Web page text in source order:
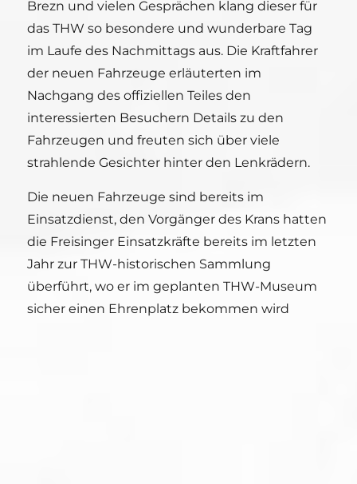
Brezn und vielen Gesprächen klang dieser für
das THW so besondere und wunderbare Tag
im Laufe des Nachmittags aus. Die Kraftfahrer
der neuen Fahrzeuge erläuterten im
Nachgang des offiziellen Teiles den
interessierten Besuchern Details zu den
Fahrzeugen und freuten sich über viele
strahlende Gesichter hinter den Lenkrädern.
Die neuen Fahrzeuge sind bereits im
Einsatzdienst, den Vorgänger des Krans hatten
die Freisinger Einsatzkräfte bereits im letzten
Jahr zur THW-historischen Sammlung
überführt, wo er im geplanten THW-Museum
sicher einen Ehrenplatz bekommen wird